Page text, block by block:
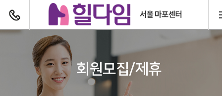
회원모집/제휴